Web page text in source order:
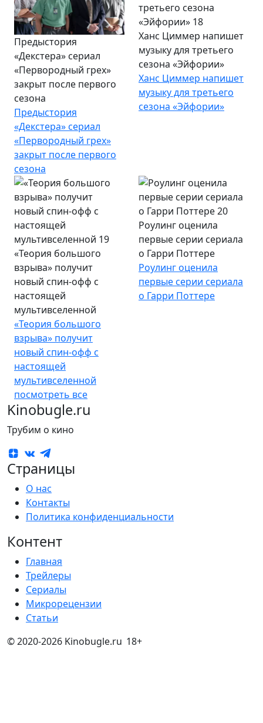
Предыстория
«Декстера» сериал
«Первородный грех»
закрыт после первого
сезона
Предыстория
«Декстера» сериал
«Первородный грех»
закрыт после первого
сезона
Ханс Циммер напишет
музыку для третьего
сезона «Эйфории»
Ханс Циммер напишет
музыку для третьего
сезона «Эйфории»
«Теория большого
взрыва» получит
новый спин-офф с
настоящей
мультивселенной
«Теория большого
взрыва» получит
новый спин-офф с
настоящей
мультивселенной
Роулинг оценила
первые серии сериала
о Гарри Поттере
Роулинг оценила
первые серии сериала
о Гарри Поттере
посмотреть все
Kinobugle.ru
Трубим о кино
Страницы
О нас
Контакты
Политика конфиденциальности
Контент
Главная
Трейлеры
Сериалы
Микрорецензии
Статьи
© 2020-2026 Kinobugle.ru 18+